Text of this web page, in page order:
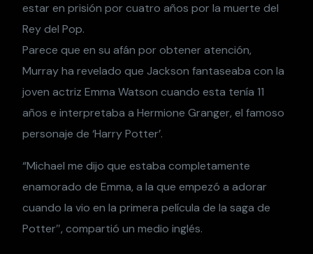
estar en prisión por cuatro años por la muerte del
Rey del Pop.
Parece que en su afán por obtener atención,
Murray ha revelado que Jackson fantaseaba con la
joven actriz Emma Watson cuando esta tenía 11
años e interpretaba a Hermione Granger, el famoso
personaje de ‘Harry Potter’.
“Michael me dijo que estaba completamente
enamorado de Emma, a la que empezó a adorar
cuando la vio en la primera película de la saga de
Potter″, compartió un medio inglés.